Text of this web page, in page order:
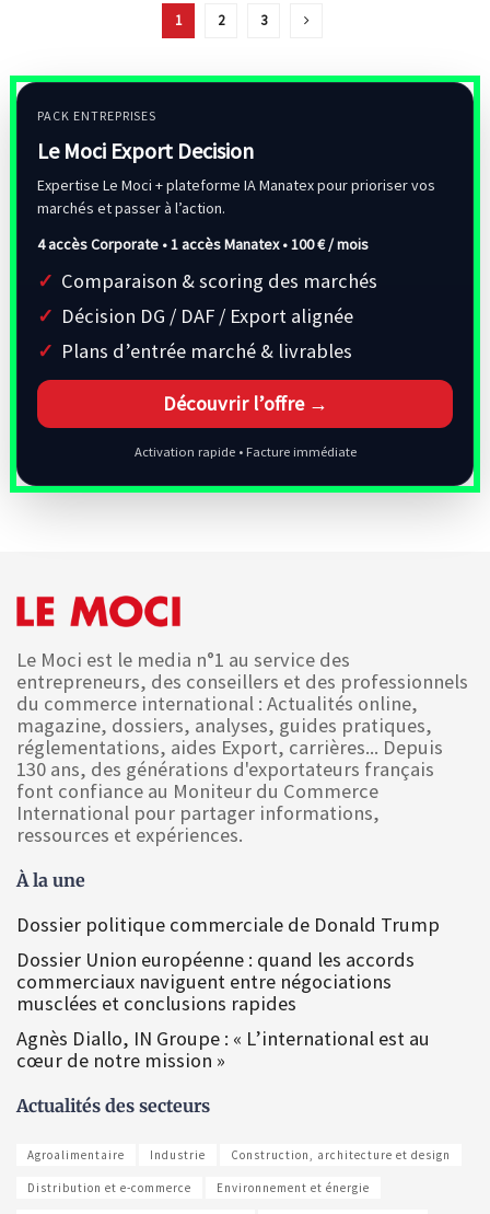
1 2 3
PACK ENTREPRISES
Le Moci Export Decision
Expertise Le Moci + plateforme IA Manatex pour prioriser vos
marchés et passer à l’action.
4 accès Corporate • 1 accès Manatex •100 € / mois
Comparaison & scoring des marchés
Décision DG / DAF / Export alignée
Plans d’entrée marché & livrables
Découvrir l’offre →
Activation rapide • Facture immédiate
Le Moci est le media n°1 au service des
entrepreneurs, des conseillers et des professionnels
du commerce international : Actualités online,
magazine, dossiers, analyses, guides pratiques,
réglementations, aides Export, carrières... Depuis
130 ans, des générations d'exportateurs français
font confiance au Moniteur du Commerce
International pour partager informations,
ressources et expériences.
À la une
Dossier politique commerciale de Donald Trump
Dossier Union européenne : quand les accords
commerciaux naviguent entre négociations
musclées et conclusions rapides
Agnès Diallo, IN Groupe : « L’international est au
cœur de notre mission »
Actualités des secteurs
Agroalimentaire Industrie Construction, architecture et design
Distribution et e-commerce Environnement et énergie